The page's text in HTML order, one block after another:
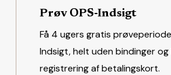
Prøv OPS-Indsigt
Få 4 ugers gratis
Indsigt, helt uden bindinger og
registrering af betalingskort.